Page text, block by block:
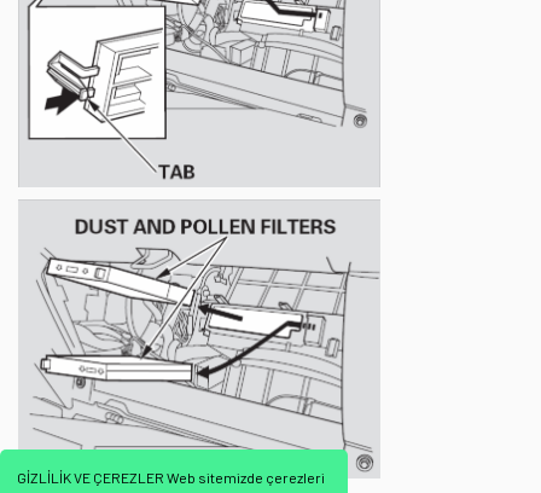
GİZLİLİK VE ÇEREZLER Web sitemizde çerezleri